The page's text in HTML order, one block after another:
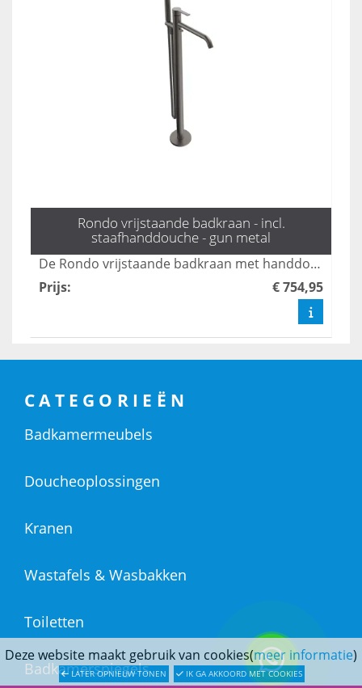
Rondo vrijstaande badkraan - incl.
staafhanddouche - gun metal
De Rondo vrijstaande badkraan met handdouche in gun metal combineert elegant design met functionaliteit, perfect voor een moderne badkamer. Met zijn strakke lijnen en luxe afwerking voegt deze kraan een vleugje stijl toe, terwijl de handdouche zorgt voor extra gebruiksgemak. Ideaal voor wie op zoek is naar een krachtige en esthetische oplossing voor hun badkamer.
Prijs: € 754,95
Deze website maakt gebruik van cookies(meer informatie)
LATER OPNIEUW TONEN IK GA AKKOORD MET COOKIES
CATEGORIEËN
Badkamermeubels
Doucheoplossingen
Kranen
Wastafels & Wasbakken
Toiletten
Badkamerspiegels